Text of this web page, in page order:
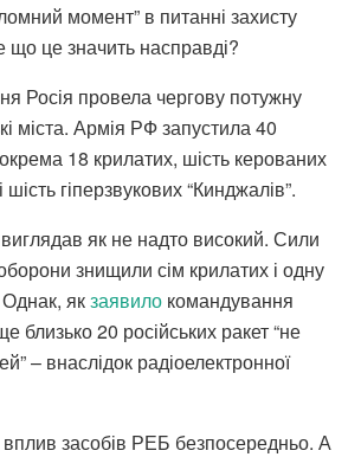
момент” в питанні захисту
що це значить насправді?
Росія провела чергову потужну
міста. Армія РФ запустила 40
18 крилатих, шість керованих
шість гіперзвукових “Кинджалів”.
виглядав як не надто високий. Сили
знищили сім крилатих і одну
Однак, якзаявило командування
близько 20 російських ракет “не
– внаслідок радіоелектронної
засобів РЕБ безпосередньо. А